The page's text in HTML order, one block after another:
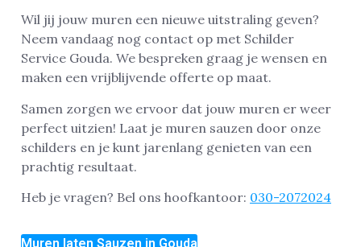
Wil jij jouw muren een nieuwe uitstraling geven?
Neem vandaag nog contact op met Schilder
Service Gouda. We bespreken graag je wensen en
maken een vrijblijvende offerte op maat.
Samen zorgen we ervoor dat jouw muren er weer
perfect uitzien! Laat je muren sauzen door onze
schilders en je kunt jarenlang genieten van een
prachtig resultaat.
Heb je vragen? Bel ons hoofkantoor: 030-2072024
Muren laten Sauzen in Gouda